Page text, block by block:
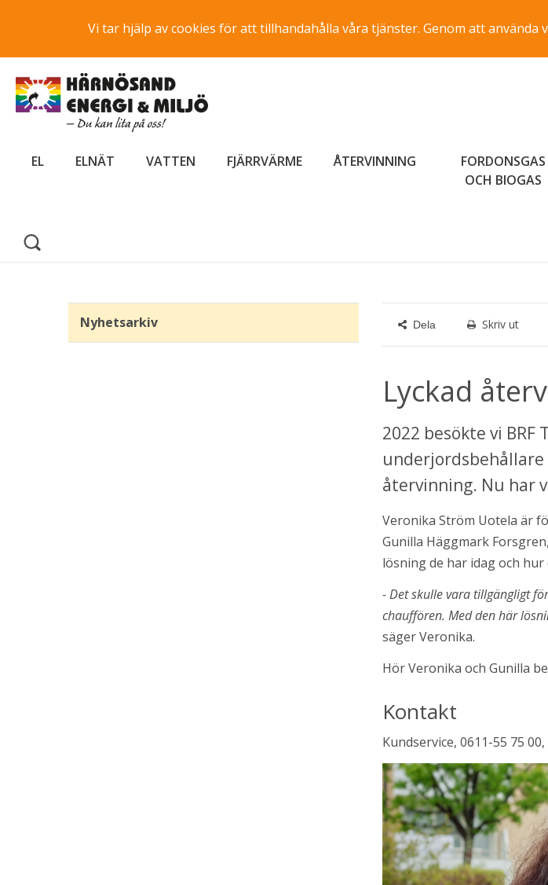
Vi tar hjälp av cookies för att tillhandahålla våra tjänster. Genom att
EL ELNÄT VATTEN FJÄRRVÄRME ÅTERVINNING
FORDONSGAS
OCH BIOGAS
Nyhetsarkiv Dela Skriv ut
Lyckad
2022 besökte vi
återvinning. Nu har
Veronika Ström Uotela är
Gunilla Häggmark
lösning de har idag och
- Det skulle vara tillgängligt
säger Veronika.
Hör Veronika och Gunilla
Kontakt
Kundservice, 0611-55 75